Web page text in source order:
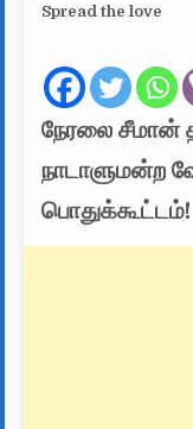
Spread the love
நேரலை சீமான்
நாடாளுமன்ற